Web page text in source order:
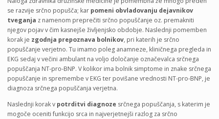
se razvije srčno popušča; kar pomeni obvladovanju dejavnikov
tveganja z namenom preprečiti srčno popuščanje oz. premakniti
njegov pojav v čim kasnejše življenjsko obdobje. Naslednji pomemben
korak je zgodnja prepoznava bolnikov, pri katerih je srčno
popuščanje verjetno. Tu imamo poleg anamneze, kliničnega pregleda in
EKG sedaj v večini ambulant na voljo določanje označevalca srčnega
popuščanja NT-pro-BNP. V kolikor ima bolnik simptome in znake srčnega
popuščanje in spremembe v EKG ter povišane vrednosti NT-pro-BNP, je
diagnoza srčnega popuščanja verjetna.
Naslednji korak v potrditvi diagnoze srčnega popuščanja, s katerim je
mogoče oceniti funkcijo srca in najverjetnejši razlog za srčno